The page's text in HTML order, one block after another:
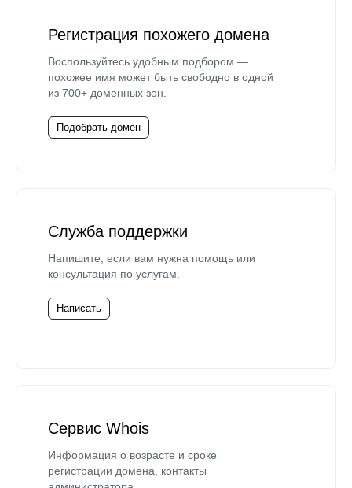
Регистрация похожего домена
Воспользуйтесь удобным подбором —
похожее имя может быть свободно в одной
из 700+ доменных зон.
Подобрать домен
Служба поддержки
Напишите, если вам нужна помощь или
консультация по услугам.
Написать
Сервис Whois
Информация о возрасте и сроке
регистрации домена, контакты